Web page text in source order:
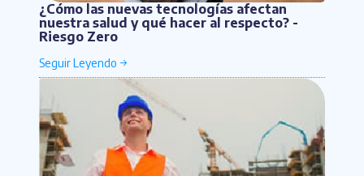
¿Cómo las nuevas tecnologías afectan
nuestra salud y qué hacer al respecto? -
Riesgo Zero